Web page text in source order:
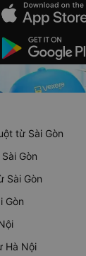
từ Sài Gòn
Gòn
Sài Gòn
Gòn
Hà Nội